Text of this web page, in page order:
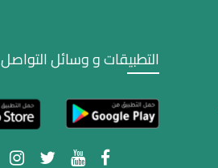
التطبيقات و وسائل التواصل